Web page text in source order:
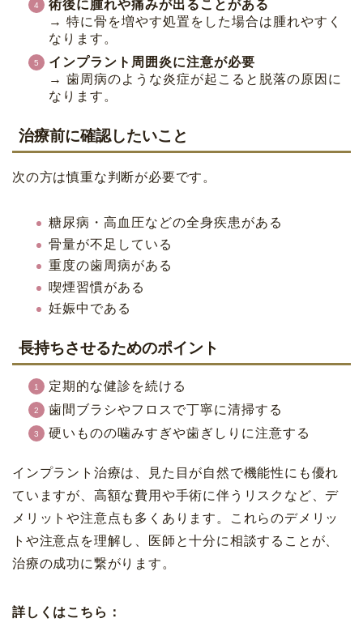
術後に腫れや痛みが出ることがある
→ 特に骨を増やす処置をした場合は腫れやすく
なります。
インプラント周囲炎に注意が必要
→ 歯周病のような炎症が起こると脱落の原因に
なります。
治療前に確認したいこと
次の方は慎重な判断が必要です。
糖尿病・高血圧などの全身疾患がある
骨量が不足している
重度の歯周病がある
喫煙習慣がある
妊娠中である
長持ちさせるためのポイント
定期的な健診を続ける
歯間ブラシやフロスで丁寧に清掃する
硬いものの噛みすぎや歯ぎしりに注意する
インプラント治療は、見た目が自然で機能性にも優れ
ていますが、高額な費用や手術に伴うリスクなど、デ
メリットや注意点も多くあります。これらのデメリッ
トや注意点を理解し、医師と十分に相談することが、
治療の成功に繋がります。
詳しくはこちら：